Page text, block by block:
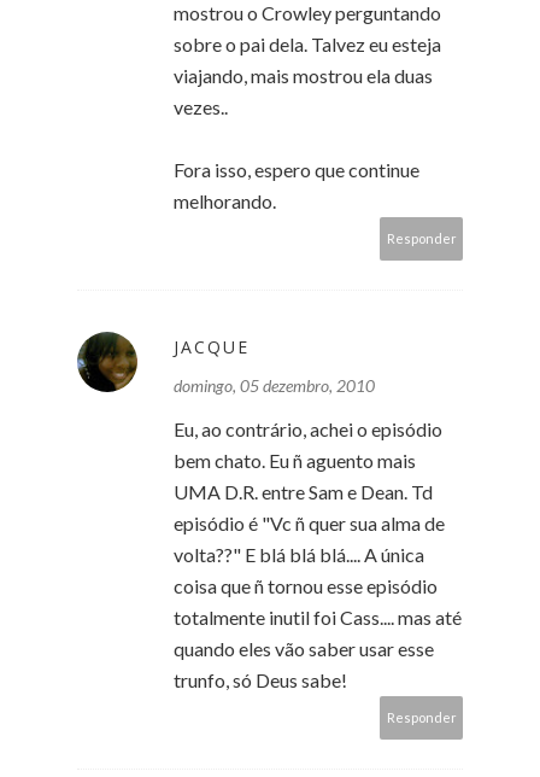
mostrou o Crowley perguntando
sobre o pai dela. Talvez eu esteja
viajando, mais mostrou ela duas
vezes..
Fora isso, espero que continue
melhorando.
Responder
JACQUE
domingo, 05 dezembro, 2010
Eu, ao contrário, achei o episódio
bem chato. Eu ñ aguento mais
UMA D.R. entre Sam e Dean. Td
episódio é "Vc ñ quer sua alma de
volta??" E blá blá blá.... A única
coisa que ñ tornou esse episódio
totalmente inutil foi Cass.... mas até
quando eles vão saber usar esse
trunfo, só Deus sabe!
Responder